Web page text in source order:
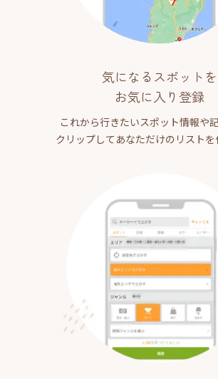
気になるスポットを
お気に入り登録
これから行きたいスポット情報や
クリップしてあなただけのリストを